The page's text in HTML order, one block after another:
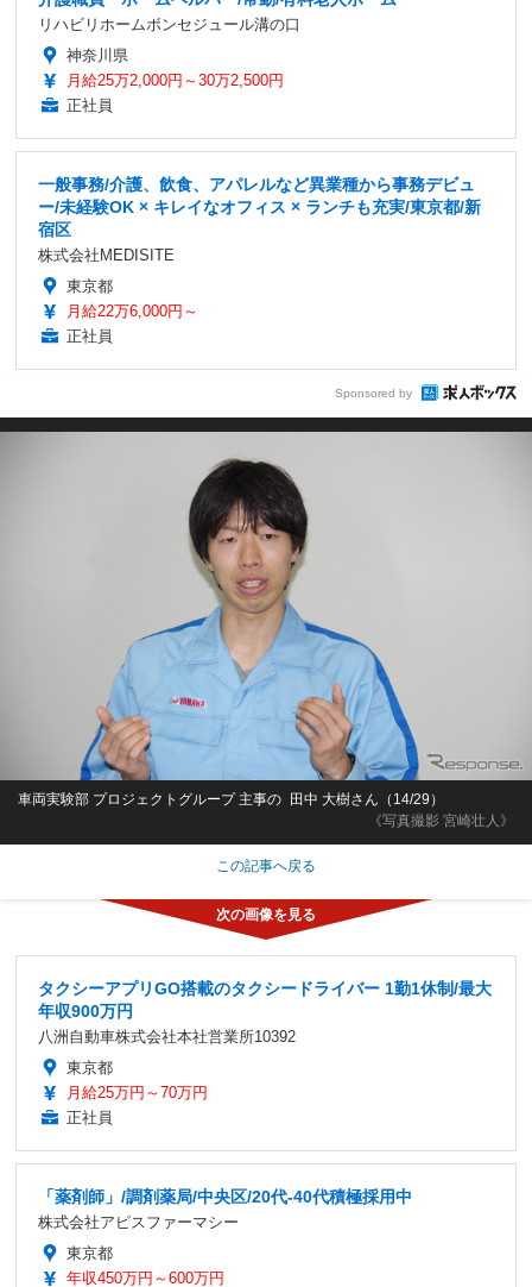
リハビリホームボンセジュール溝の口
神奈川県
月給25万2,000円～30万2,500円
正社員
一般事務/介護、飲食、アパレルなど異業種から事務デビュ
ー/未経験OK × キレイなオフィス × ランチも充実/東京都/新
宿区
株式会社MEDISITE
東京都
月給22万6,000円～
正社員
Sponsored by
《写真撮影 宮崎壮人》
車両実験部 プロジェクトグループ 主事の 田中 大樹さん（14/29）
この記事へ戻る
タクシーアプリGO搭載のタクシードライバー 1勤1休制/最大
年収900万円
八洲自動車株式会社本社営業所10392
東京都
月給25万円～70万円
正社員
「薬剤師」/調剤薬局/中央区/20代-40代積極採用中
株式会社アピスファーマシー
東京都
年収450万円～600万円